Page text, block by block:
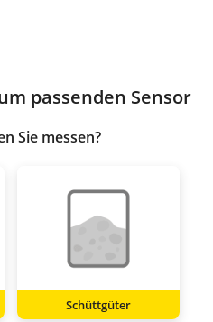
passenden Sensor
Sie messen?
Schüttgüter